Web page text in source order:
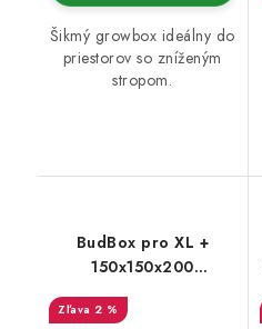
Šikmý growbox ideálny do
priestorov so zníženým
stropom.
BudBox pro XL +
150x150x200
strieborný - rastové
stan
2 %